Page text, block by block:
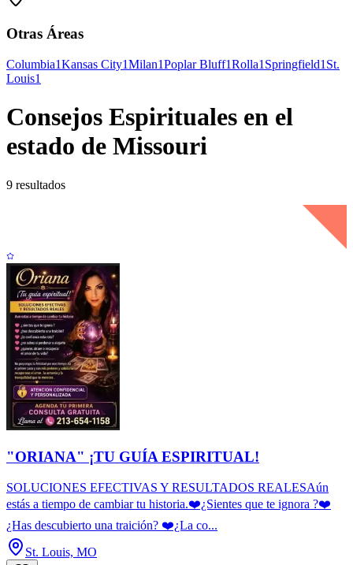
Otras Áreas
Columbia1Kansas City1Milan1Poplar Bluff1Rolla1 Springfield1 St.
Louis1
Consejos Espirituales en el
estado de Missouri
9 resultados
"ORIANA" ¡TU GUÍA ESPIRITUAL!
SOLUCIONES EFECTIVAS Y RESULTADOS REALESAún
estás a tiempo de cambiar tu historia.❤️¿Sientes que te ignora ?❤️
¿Has descubierto una traición? ❤️¿La co...
St. Louis, MO